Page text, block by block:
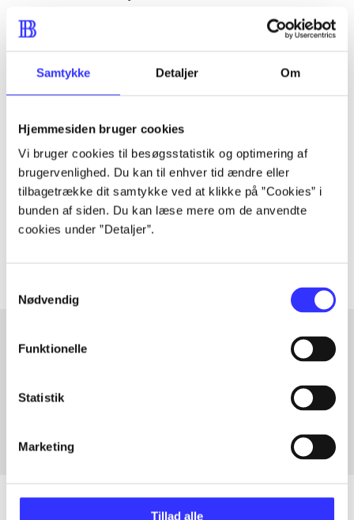
Samtykke Detaljer Om
Hjemmesiden bruger cookies
Vi bruger cookies til besøgsstatistik og optimering af
brugervenlighed. Du kan til enhver tid ændre eller
tilbagetrække dit samtykke ved at klikke på ”Cookies” i
bunden af siden. Du kan læse mere om de anvendte
cookies under ”Detaljer”.
Nødvendig
Funktionelle
Statistik
Marketing
Tillad alle
finding their way to the valley...
Tidsskrift
lorem ipsum dolor sit amet ...
Tidsskrift
Artiklerne i handler ofte om
Fra